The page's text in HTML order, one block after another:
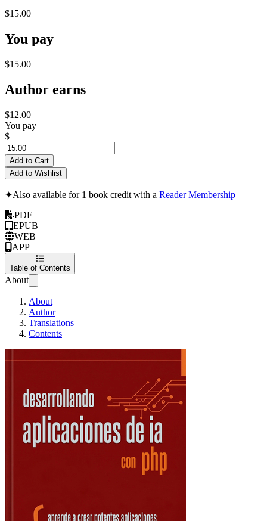
$15.00
You pay
$15.00
Author earns
$12.00
You pay
$
Add to Cart
Add to Wishlist
✦Also available for 1 book credit with a Reader Membership
PDF
EPUB
WEB
APP
Table of Contents
About
About
Author
Translations
Contents